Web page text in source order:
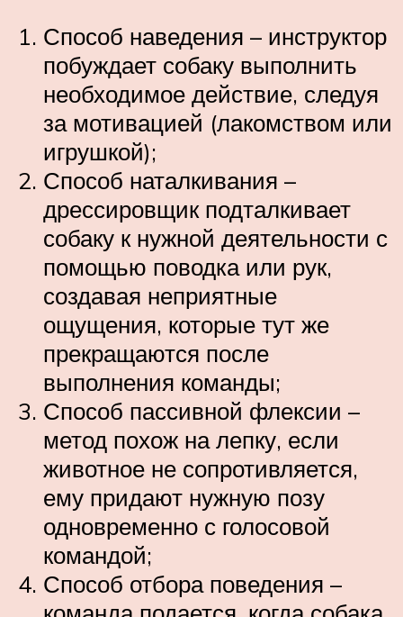
Способ наведения – инструктор
побуждает собаку выполнить
необходимое действие, следуя
за мотивацией (лакомством или
игрушкой);
Способ наталкивания –
дрессировщик подталкивает
собаку к нужной деятельности с
помощью поводка или рук,
создавая неприятные
ощущения, которые тут же
прекращаются после
выполнения команды;
Способ пассивной флексии –
метод похож на лепку, если
животное не сопротивляется,
ему придают нужную позу
одновременно с голосовой
командой;
Способ отбора поведения –